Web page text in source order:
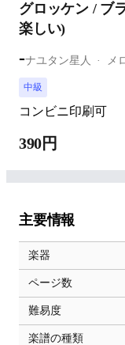
グロッケン / ブ
楽しい)
-ナユタン星人 メ
中級
コンビニ印刷可
390円
主要情報
楽器
ページ数
難易度
楽譜の種類